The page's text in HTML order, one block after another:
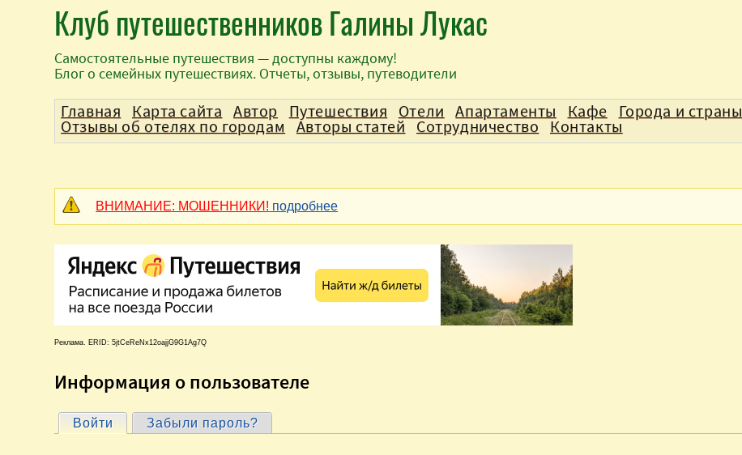
Клуб путешественников Галины Лукас
Самостоятельные путешествия — доступны каждому!
Блог о семейных путешествиях. Отчеты, отзывы, путеводители
ВНИМАНИЕ: МОШЕННИКИ! подробнее
Реклама. ERID: 5jtCeReNx12oajjG9G1Ag7Q
Информация о пользователе
Г
Войти (активная вкладка)
Забыли пароль?
Главная Карта сайта Автор Путешествия Отели Апартаменты Кафе Города и страны
Отзывы об отелях по городам Авторы статей Сотрудничество Контакты